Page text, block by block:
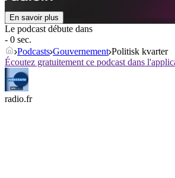
En savoir plus
Le podcast débute dans
- 0 sec.
Podcasts Gouvernement Politisk kvarter
Écoutez gratuitement ce podcast dans
radio.fr